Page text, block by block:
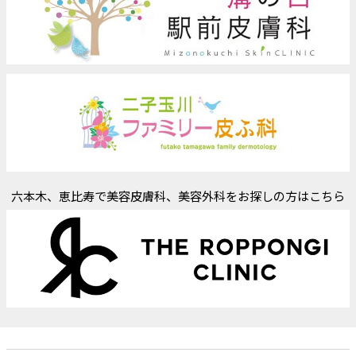
六本木、恵比寿で美容皮膚科、美容外科をお探しの方はこちら